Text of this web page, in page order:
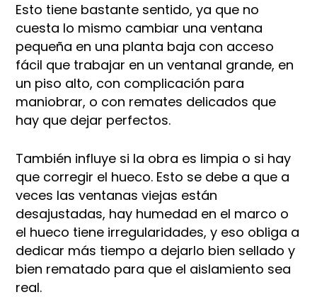
Esto tiene bastante sentido, ya que no
cuesta lo mismo cambiar una ventana
pequeña en una planta baja con acceso
fácil que trabajar en un ventanal grande, en
un piso alto, con complicación para
maniobrar, o con remates delicados que
hay que dejar perfectos.​
También influye si la obra es limpia o si hay
que corregir el hueco. Esto se debe a que a
veces las ventanas viejas están
desajustadas, hay humedad en el marco o
el hueco tiene irregularidades, y eso obliga a
dedicar más tiempo a dejarlo bien sellado y
bien rematado para que el aislamiento sea
real.